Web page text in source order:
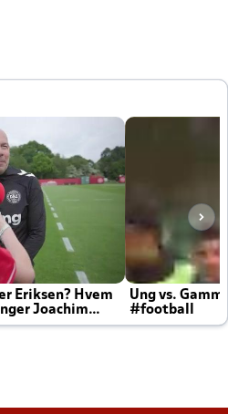
Eriksen? Hvem
Joachim
Ung vs.
#football